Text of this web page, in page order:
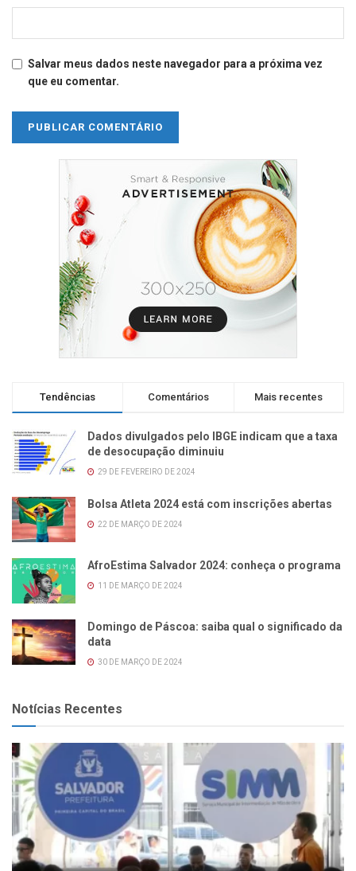
Salvar meus dados neste navegador para a próxima vez
que eu comentar.
Tendências Comentários Mais recentes
Dados divulgados pelo IBGE indicam que a taxa
de desocupação diminuiu
29 DE FEVEREIRO DE 2024
Bolsa Atleta 2024 está com inscrições abertas
22 DE MARÇO DE 2024
AfroEstima Salvador 2024: conheça o programa
11 DE MARÇO DE 2024
Domingo de Páscoa: saiba qual o significado da
data
30 DE MARÇO DE 2024
Notícias Recentes